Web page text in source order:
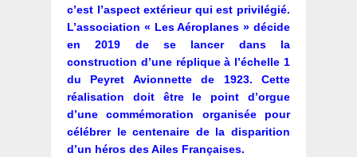
c’est l’aspect extérieur qui est privilégié.
L’association « Les Aéroplanes » décide
en 2019 de se lancer dans la
construction d’une réplique à l’échelle 1
du Peyret Avionnette de 1923. Cette
réalisation doit être le point d’orgue
d’une commémoration organisée pour
célébrer le centenaire de la disparition
d’un héros des Ailes Françaises.